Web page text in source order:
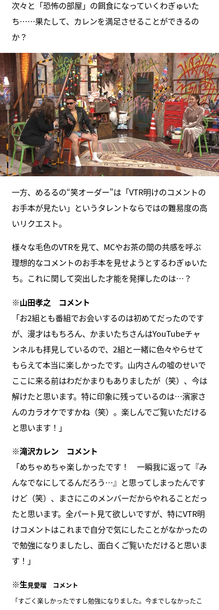
次々と「恐怖の部屋」の餌食になっていくわぎゅいた
ち……果たして、カレンを満足させることができるの
か？
一方、めるるの“笑オーダー”は「VTR明けのコメントの
お手本が見たい」というタレントならではの難易度の高
いリクエスト。
様々な毛色のVTRを見て、MCやお茶の間の共感を呼ぶ
理想的なコメントのお手本を見せようとするわぎゅいた
ち。これに関して突出した才能を発揮したのは…？
※山田孝之 コメント
「お2組とも番組でお会いするのは初めてだったのです
が、漫才はもちろん、かまいたちさんはYouTubeチャ
ンネルも拝見しているので、2組と一緒に色々やらせて
もらえて本当に楽しかったです。山内さんの嘘のせいで
ここに来る前はわだかまりもありましたが（笑）、今は
解けたと思います。特に印象に残っているのは…濱家さ
んのカラオケですかね（笑）。楽しんでご覧いただける
と思います！」
※滝沢カレン コメント
「めちゃめちゃ楽しかったです！ 一瞬我に返って『み
んなでなにしてるんだろう…』と思ってしまったんです
けど（笑）、まさにこのメンバーだからやれることだっ
たと思います。全パート見て欲しいですが、特にVTR明
けコメントはこれまで自分で気にしたことがなかったの
で勉強になりましたし、面白くご覧いただけると思いま
す！」
※生見愛瑠 コメント
「すごく楽しかったですし勉強になりました。今までしなかったこ